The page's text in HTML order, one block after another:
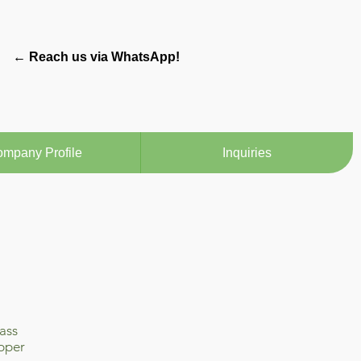
← Reach us via WhatsApp!
Profile Inquiries